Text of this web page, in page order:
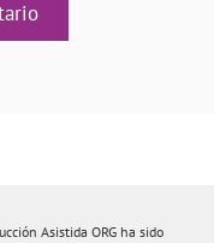
Asistida ORG ha sido